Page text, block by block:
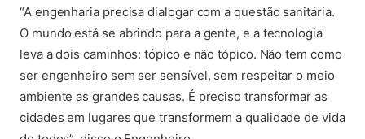
“A engenharia precisa dialogar com a questão sanitária.
O mundo está se abrindo para a gente, e a tecnologia
leva a dois caminhos: tópico e não tópico. Não tem como
ser engenheiro sem ser sensível, sem respeitar o meio
ambiente as grandes causas. É preciso transformar as
cidades em lugares que transformem a qualidade de vida